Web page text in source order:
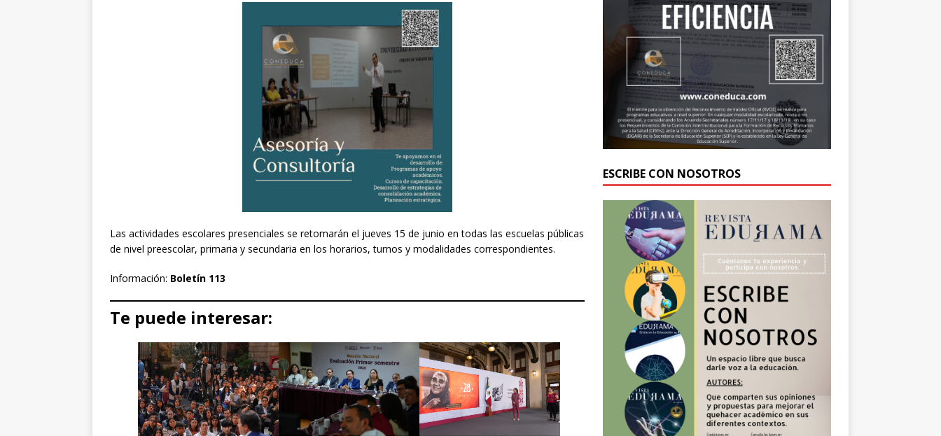
Las actividades escolares presenciales se retomarán el jueves 15 de junio en todas las escuelas públicas
de nivel preescolar, primaria y secundaria en los horarios, turnos y modalidades correspondientes.
Información: Boletín 113
Te puede interesar:
ESCRIBE CON NOSOTROS